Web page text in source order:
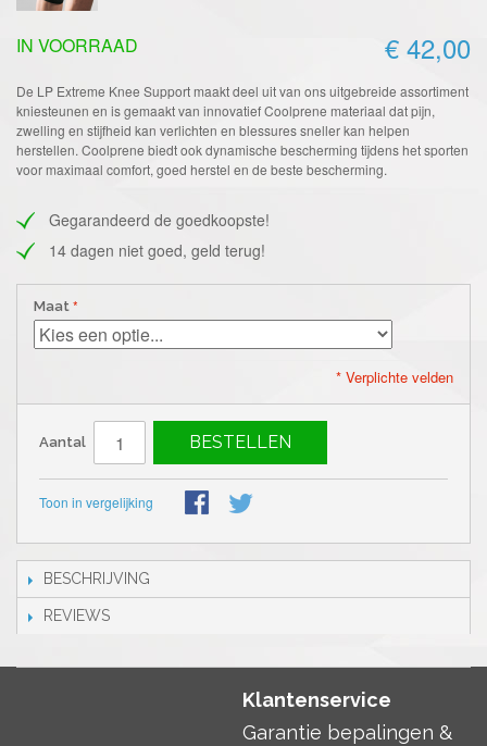
€ 42,00
IN VOORRAAD
De LP Extreme Knee Support maakt deel uit van ons uitgebreide assortiment
kniesteunen en is gemaakt van innovatief Coolprene materiaal dat pijn,
zwelling en stijfheid kan verlichten en blessures sneller kan helpen
herstellen. Coolprene biedt ook dynamische bescherming tijdens het sporten
voor maximaal comfort, goed herstel en de beste bescherming.
Gegarandeerd de goedkoopste!
14 dagen niet goed, geld terug!
Maat
* Verplichte velden
Aantal BESTELLEN
Toon in vergelijking
BESCHRIJVING
REVIEWS
Klantenservice
Garantie bepalingen &